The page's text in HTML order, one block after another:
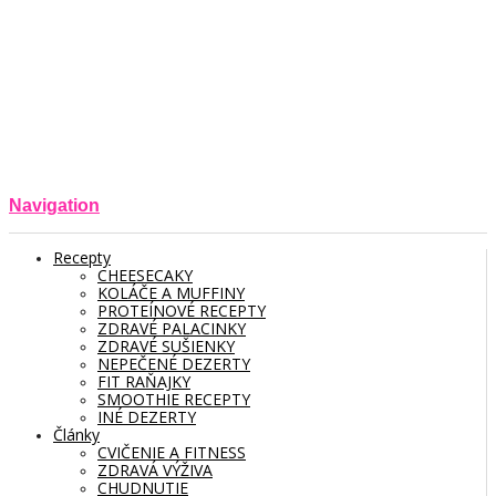
Navigation
Recepty
CHEESECAKY
KOLÁČE A MUFFINY
PROTEÍNOVÉ RECEPTY
ZDRAVÉ PALACINKY
ZDRAVÉ SUŠIENKY
NEPEČENÉ DEZERTY
FIT RAŇAJKY
SMOOTHIE RECEPTY
INÉ DEZERTY
Články
CVIČENIE A FITNESS
ZDRAVÁ VÝŽIVA
CHUDNUTIE